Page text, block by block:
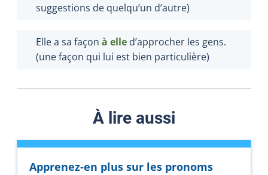
suggestions de quelqu’un d’autre)
Elle a sa façon à elle d’approcher les gens.
(une façon qui lui est bien particulière)
À lire aussi
Apprenez-en plus sur les pronoms